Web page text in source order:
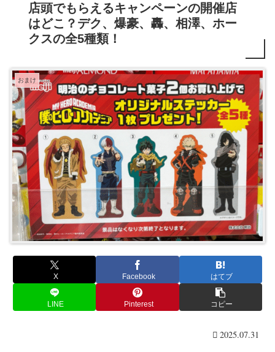
店頭でもらえるキャンペーンの開催店
はどこ？デク、爆豪、轟、相澤、ホー
クスの全5種類！
おまけ
X Facebook はてブ
LINE Pinterest コピー
2025.07.31